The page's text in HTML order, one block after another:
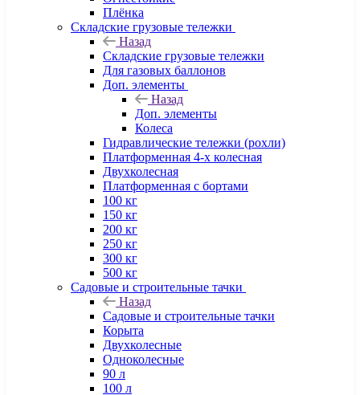
Плёнка
Складские грузовые тележки
Назад
Складские грузовые тележки
Для газовых баллонов
Доп. элементы
Назад
Доп. элементы
Колеса
Гидравлические тележки (рохли)
Платформенная 4-х колесная
Двухколесная
Платформенная с бортами
100 кг
150 кг
200 кг
250 кг
300 кг
500 кг
Садовые и строительные тачки
Назад
Садовые и строительные тачки
Корыта
Двухколесные
Одноколесные
90 л
100 л